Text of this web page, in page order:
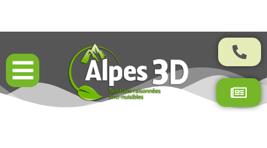
Résultats garantis par contrat